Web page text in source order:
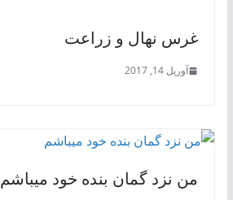
غرس نهال و زراعت
آوریل 14, 2017
من نزد گمان بنده خود میباشم